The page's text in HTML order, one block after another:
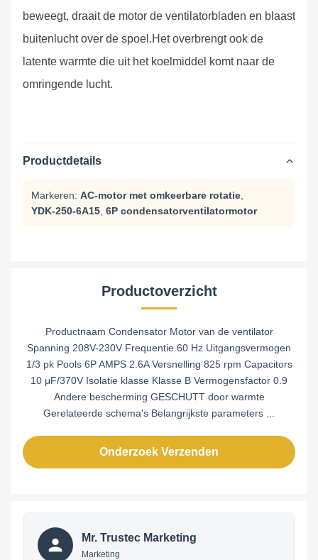
beweegt, draait de motor de ventilatorbladen en blaast
buitenlucht over de spoel.Het overbrengt ook de
latente warmte die uit het koelmiddel komt naar de
omringende lucht.
Productdetails
Markeren: AC-motor met omkeerbare rotatie
YDK-250-6A15 6P condensatorventilatormotor
Productoverzicht
Productnaam Condensator Motor van de ventilator
Spanning 208V-230V Frequentie 60 Hz Uitgangsvermogen
1/3 pk Pools 6P AMPS 2.6A Versnelling 825 rpm Capacitors
10 μF/370V Isolatie klasse Klasse B Vermogensfactor 0.9
Andere bescherming GESCHUTT door warmte
Gerelateerde schema's Belangrijkste parameters ...
Onderzoek Verzenden
Mr. Trustec Marketing
Marketing